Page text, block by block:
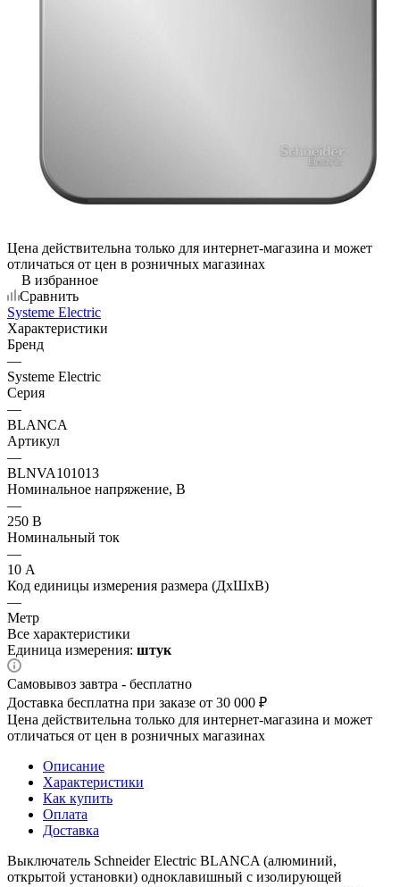
Цена действительна только для интернет-магазина и может
отличаться от цен в розничных магазинах
В избранное
Сравнить
Systeme Electric
Характеристики
Бренд
—
Systeme Electric
Серия
—
BLANCA
Артикул
—
BLNVA101013
Номинальное напряжение, В
—
250 В
Номинальный ток
—
10 А
Код единицы измерения размера (ДхШхВ)
—
Метр
Все характеристики
Единица измерения: штук
Самовывоз завтра - бесплатно
Доставка бесплатна при заказе от 30 000 ₽
Цена действительна только для интернет-магазина и может
отличаться от цен в розничных магазинах
Описание
Характеристики
Как купить
Оплата
Доставка
Выключатель Schneider Electric BLANCA (алюминий,
открытой установки) одноклавишный с изолирующей